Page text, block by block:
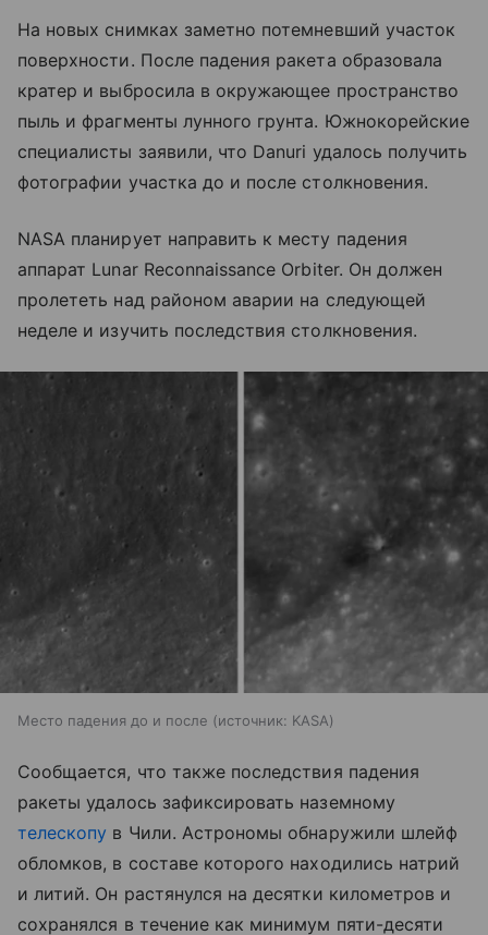
На новых снимках заметно потемневший участок
поверхности. После падения ракета образовала
кратер и выбросила в окружающее пространство
пыль и фрагменты лунного грунта. Южнокорейские
специалисты заявили, что Danuri удалось получить
фотографии участка до и после столкновения.
NASA планирует направить к месту падения
аппарат Lunar Reconnaissance Orbiter. Он должен
пролететь над районом аварии на следующей
неделе и изучить последствия столкновения.
Место падения до и после источник: KASA
Сообщается, что также последствия падения
ракеты удалось зафиксировать наземному
телескопу в Чили. Астрономы обнаружили шлейф
обломков, в составе которого находились натрий
и литий. Он растянулся на десятки километров и
сохранялся в течение как минимум пяти-десяти